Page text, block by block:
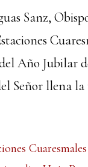
Sanz,
Año Jubilar
Señor llena
Cuaresmales